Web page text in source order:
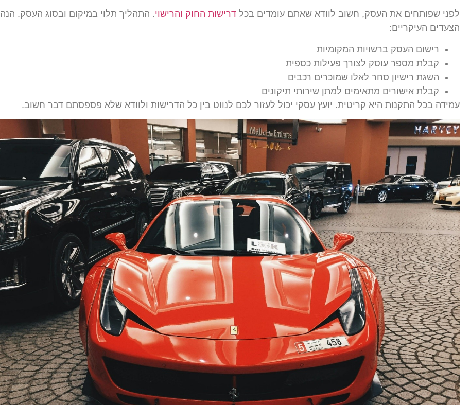
לפני שפותחים את העסק, חשוב לוודא שאתם עומדים בכל דרישות החוק והרישוי. התהליך תלוי במיקום ובסוג העסק. הנה
הצעדים העיקריים:
רישום העסק ברשויות המקומיות
קבלת מספר עוסק לצורך פעילות כספית
השגת רישיון סחר לאלו שמוכרים רכבים
קבלת אישורים מתאימים למתן שירותי תיקונים
עמידה בכל התקנות היא קריטית. יועץ עסקי יכול לעזור לכם לנווט בין כל הדרישות ולוודא שלא פספסתם דבר חשוב.